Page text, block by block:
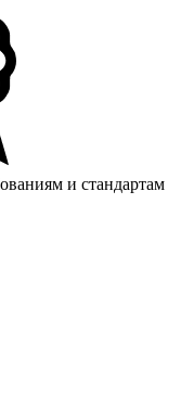
и стандартам